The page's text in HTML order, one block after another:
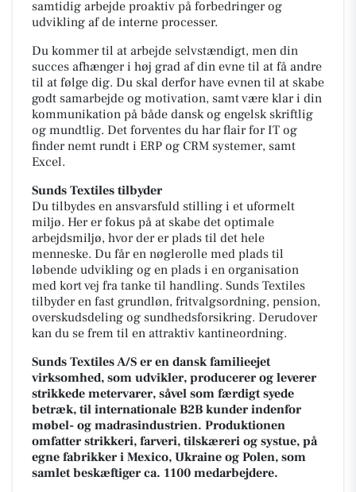
samtidig arbejde proaktiv på forbedringer og
udvikling af de interne processer.
Du kommer til at arbejde selvstændigt, men din
succes afhænger i høj grad af din evne til at få andre
til at følge dig. Du skal derfor have evnen til at skabe
godt samarbejde og motivation, samt være klar i din
kommunikation på både dansk og engelsk skriftlig
og mundtlig. Det forventes du har flair for IT og
finder nemt rundt i ERP og CRM systemer, samt
Excel.
Sunds Textiles tilbyder
Du tilbydes en ansvarsfuld stilling i et uformelt
miljø. Her er fokus på at skabe det optimale
arbejdsmiljø, hvor der er plads til det hele
menneske. Du får en nøglerolle med plads til
løbende udvikling og en plads i en organisation
med kort vej fra tanke til handling. Sunds Textiles
tilbyder en fast grundløn, fritvalgsordning, pension,
overskudsdeling og sundhedsforsikring. Derudover
kan du se frem til en attraktiv kantineordning.
Sunds Textiles A/S er en dansk familieejet
virksomhed, som udvikler, producerer og leverer
strikkede metervarer, såvel som færdigt syede
betræk, til internationale B2B kunder indenfor
møbel- og madrasindustrien. Produktionen
omfatter strikkeri, farveri, tilskæreri og systue, på
egne fabrikker i Mexico, Ukraine og Polen, som
samlet beskæftiger ca. 1100 medarbejdere.